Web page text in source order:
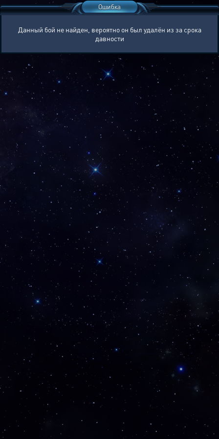
Ошибка
Данный бой не найден, вероятно он был удалён из за срока
давности